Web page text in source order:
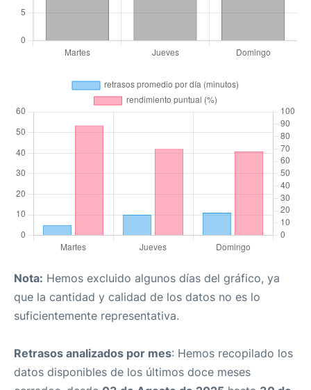
Nota: Hemos excluido algunos días del gráfico, ya
que la cantidad y calidad de los datos no es lo
suficientemente representativa.
Retrasos analizados por mes: Hemos recopilado los
datos disponibles de los últimos doce meses